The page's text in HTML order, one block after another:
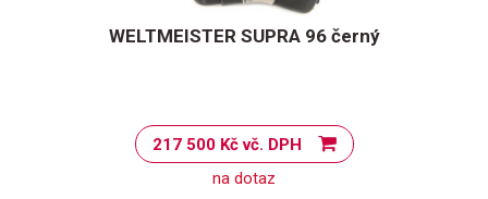
WELTMEISTER SUPRA 96 černý
217 500 Kč vč. DPH
na dotaz